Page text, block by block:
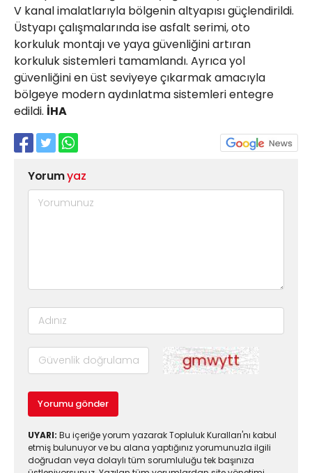
V kanal imalatlarıyla bölgenin altyapısı güçlendirildi.
Üstyapı çalışmalarında ise asfalt serimi, oto
korkuluk montajı ve yaya güvenliğini artıran
korkuluk sistemleri tamamlandı. Ayrıca yol
güvenliğini en üst seviyeye çıkarmak amacıyla
bölgeye modern aydınlatma sistemleri entegre
edildi. İHA
Yorumyaz
Yorumu gönder
UYARI: Bu içeriğe yorum yazarak Topluluk Kuralları'nı kabul
etmiş bulunuyor ve bu alana yaptığınız yorumunuzla ilgili
doğrudan veya dolaylı tüm sorumluluğu tek başınıza